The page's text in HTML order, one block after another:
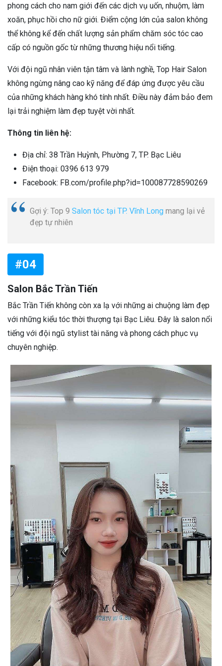
phong cách cho nam giới đến các dịch vụ uốn, nhuộm, làm
xoăn, phục hồi cho nữ giới. Điểm cộng lớn của salon không
thể không kể đến chất lượng sản phẩm chăm sóc tóc cao
cấp có nguồn gốc từ những thương hiệu nổi tiếng.
Với đội ngũ nhân viên tận tâm và lành nghề, Top Hair Salon
không ngừng nâng cao kỹ năng để đáp ứng được yêu cầu
của những khách hàng khó tính nhất. Điều này đảm bảo đem
lại trải nghiệm làm đẹp tuyệt vời nhất.
Thông tin liên hệ:
Địa chỉ: 38 Trần Huỳnh, Phường 7, TP. Bạc Liêu
Điện thoại: 0396 613 979
Facebook: FB.com/profile.php?id=100087728590269
Gợi ý: Top 9Salon tóc tại TP. Vĩnh Longmang lại vẻ
đẹp tự nhiên
#04
Salon Bắc Trần Tiến
Bắc Trần Tiến không còn xa lạ với những ai chuộng làm đẹp
với những kiểu tóc thời thượng tại Bạc Liêu. Đây là salon nổi
tiếng với đội ngũ stylist tài năng và phong cách phục vụ
chuyên nghiệp.